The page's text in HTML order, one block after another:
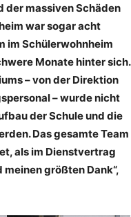
der massiven Schäden
war sogar acht
im Schülerwohnheim
Monate hinter sich.
– von der Direktion
– wurde nicht
der Schule und die
Das gesamte Team
als im Dienstvertrag
größten Dank“,